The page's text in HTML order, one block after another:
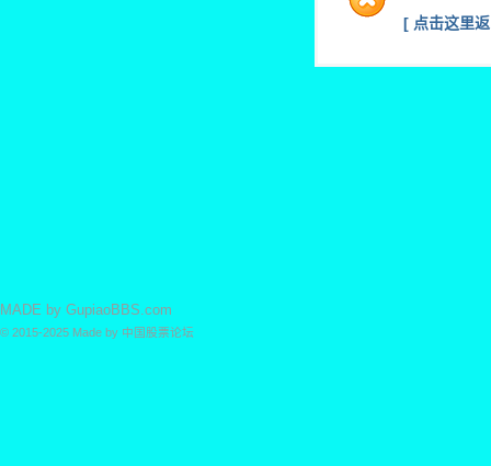
[ 点击这里
MADE by GupiaoBBS.com
© 2015-2025 Made by 中国股票论坛